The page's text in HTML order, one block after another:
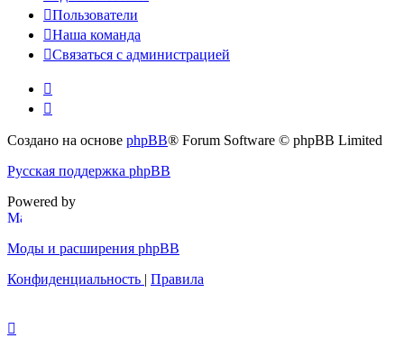
Пользователи
Наша команда
Связаться с администрацией
Создано на основе phpBB® Forum Software © phpBB Limited
Русская поддержка phpBB
Powered by
Моды и расширения phpBB
Конфиденциальность | Правила